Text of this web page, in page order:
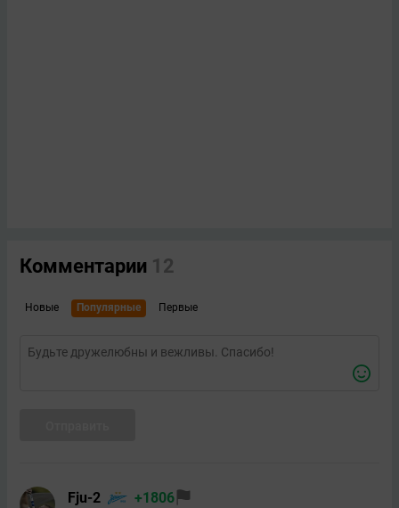
Комментарии 12
Новые Популярные Первые
Fju-2 +1806